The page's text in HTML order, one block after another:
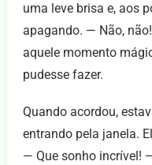
uma leve brisa e, aos
apagando. — Não,
aquele momento
pudesse fazer.
Quando acordou,
entrando pela janela.
— Que sonho incrível!